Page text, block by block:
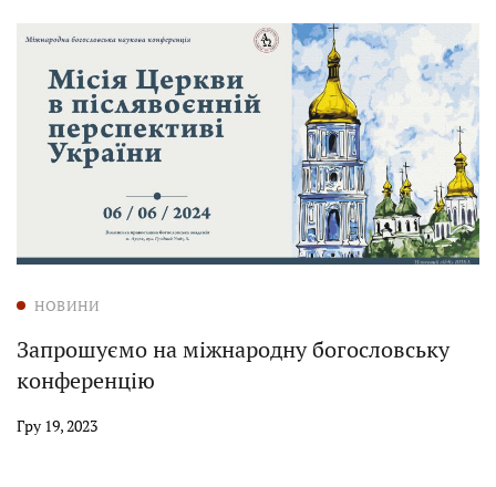
НОВИНИ
Запрошуємо на міжнародну богословську
конференцію
Гру 19, 2023